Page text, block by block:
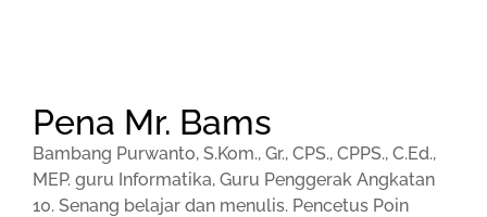
Pena Mr. Bams
Bambang Purwanto, S.Kom., Gr., CPS., CPPS., C.Ed.,
MEP. guru Informatika, Guru Penggerak Angkatan
10. Senang belajar dan menulis. Pencetus Poin